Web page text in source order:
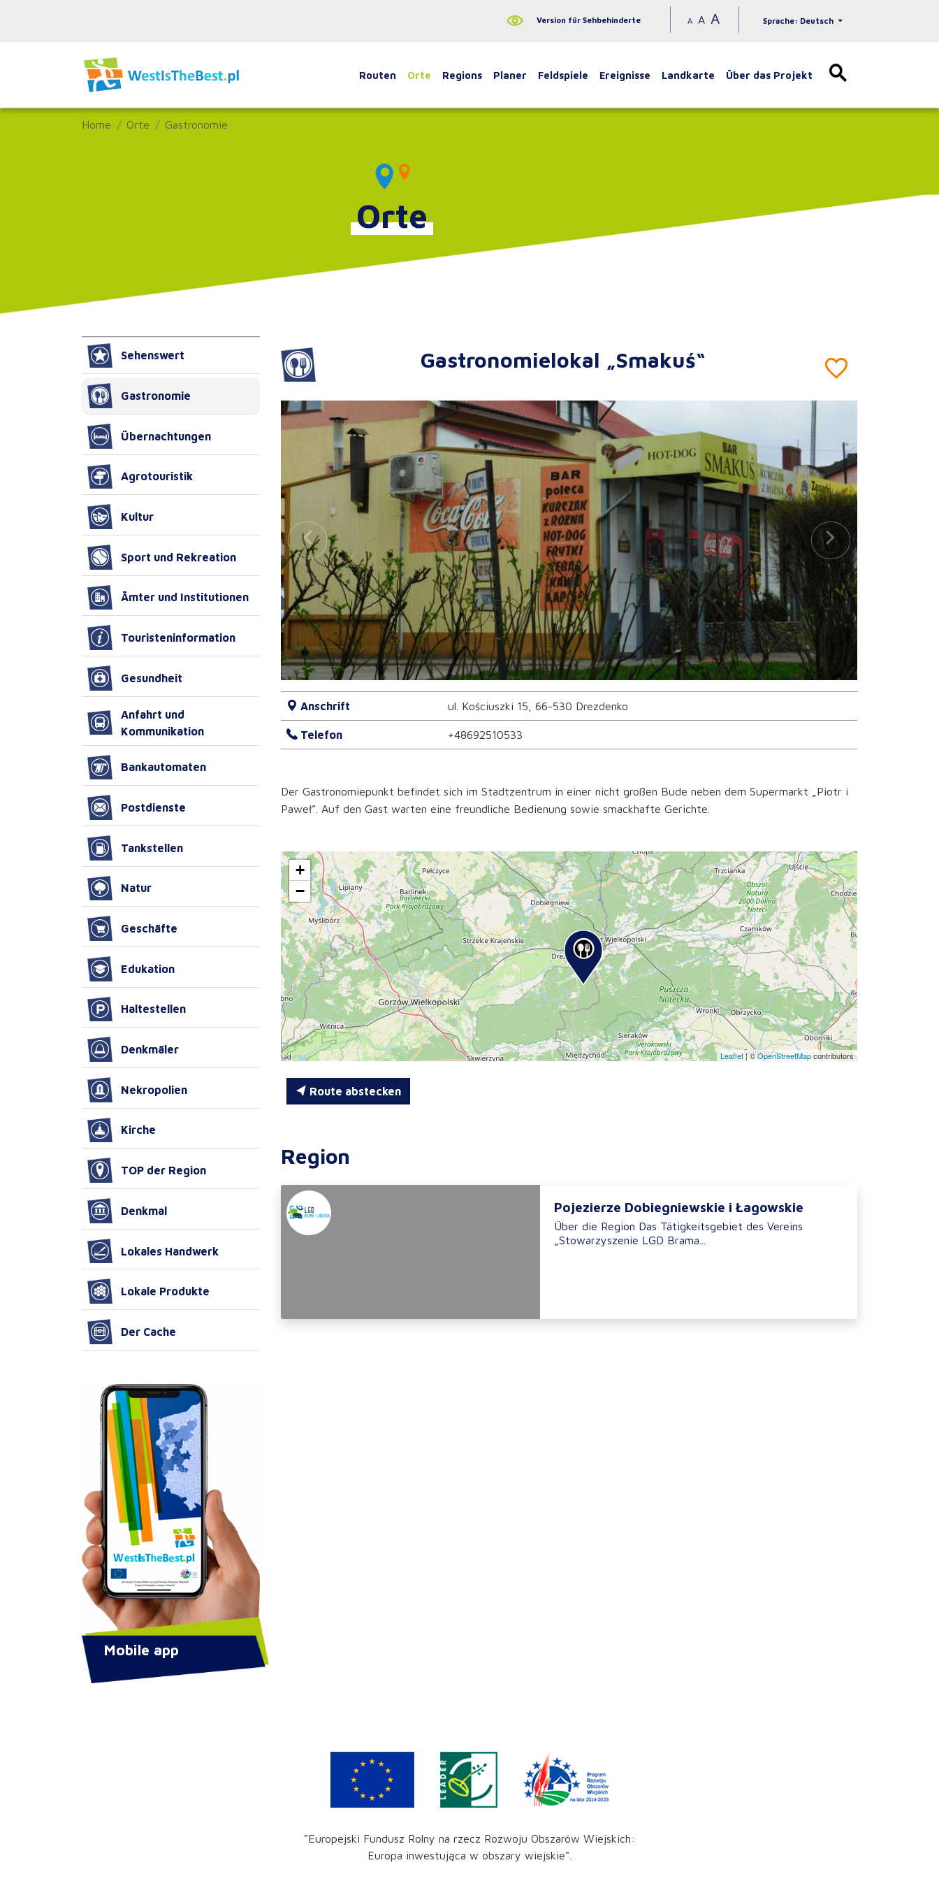
Version für Sehbehinderte A A A Sprache: Deutsch
Routen Orte Regions Planer Feldspiele Ereignisse Landkarte Über das Projekt
Home Orte Gastronomie
Orte
Gastronomielokal „Smakuś“
Anschrift ul. Kościuszki 15, 66-530 Drezdenko
Telefon +48692510533
Der Gastronomiepunkt befindet sich im Stadtzentrum in einer nicht großen Bude neben dem Supermarkt „Piotr i
Paweł”. Auf den Gast warten eine freundliche Bedienung sowie smackhafte Gerichte.
+
−
Leaflet|©OpenStreetMapcontributors
Route abstecken
Region
Pojezierze Dobiegniewskie i Łagowskie
Über die Region Das Tätigkeitsgebiet des Vereins
„Stowarzyszenie LGD Brama...
Sehenswert
Gastronomie
Übernachtungen
Agrotouristik
Kultur
Sport und Rekreation
Ämter und Institutionen
Touristeninformation
Gesundheit
Anfahrt und
Kommunikation
Bankautomaten
Postdienste
Tankstellen
Natur
Geschäfte
Edukation
Haltestellen
Denkmäler
Nekropolien
Kirche
TOP der Region
Denkmal
Lokales Handwerk
Lokale Produkte
Der Cache
Mobile app
"Europejski Fundusz Rolny na rzecz Rozwoju Obszarów Wiejskich:
Europa inwestująca w obszary wiejskie".